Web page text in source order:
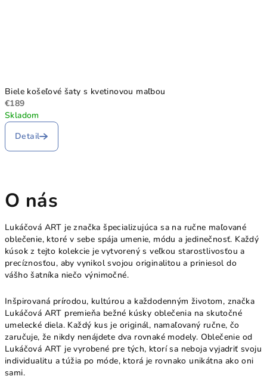
Biele košeľové šaty s kvetinovou maľbou
€189
Skladom
Detail
O nás
Lukáčová ART je značka špecializujúca sa na ručne maľované
oblečenie, ktoré v sebe spája umenie, módu a jedinečnosť. Každý
kúsok z tejto kolekcie je vytvorený s veľkou starostlivosťou a
precíznosťou, aby vynikol svojou originalitou a priniesol do
vášho šatníka niečo výnimočné.
Inšpirovaná prírodou, kultúrou a každodenným životom, značka
Lukáčová ART premieňa bežné kúsky oblečenia na skutočné
umelecké diela. Každý kus je originál, namaľovaný ručne, čo
zaručuje, že nikdy nenájdete dva rovnaké modely. Oblečenie od
Lukáčová ART je vyrobené pre tých, ktorí sa neboja vyjadriť svoju
individualitu a túžia po móde, ktorá je rovnako unikátna ako oni
sami.